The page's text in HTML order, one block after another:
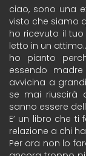
ciao, sono una
visto che siamo
ho ricevuto il
letto in un
ho pianto
essendo
avvicina a
se mai riuscirà
sanno essere
E’ un libro che
relazione a chi
Per ora non lo